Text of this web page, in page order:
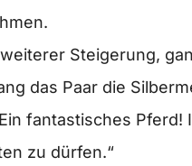
Steigerung,
das Paar die
fantastisches Pferd!
zu dürfen.“